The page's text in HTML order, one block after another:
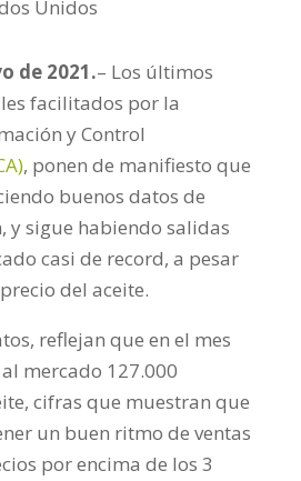
de 2021.– Los últimos
facilitados por la
y Control
, ponen de manifiesto que
buenos datos de
y sigue habiendo salidas
casi de record, a pesar
del aceite.
reflejan que en el mes
mercado 127.000
cifras que muestran que
un buen ritmo de ventas
por encima de los 3